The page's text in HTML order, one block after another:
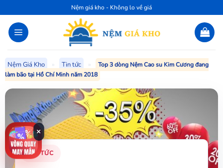
qua
nội
dung
Nệm giá kho - Không lo về giá
Nệm Giá Kho » Tin tức »
Top 3 dòng Nệm Cao su Kim Cương đang
làm bão tại Hồ Chí Minh năm 2018
TIN TỨC
×